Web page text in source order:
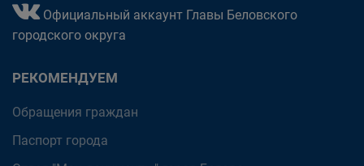
Официальный аккаунт Главы Беловского
городского округа
РЕКОМЕНДУЕМ
Обращения граждан
Паспорт города